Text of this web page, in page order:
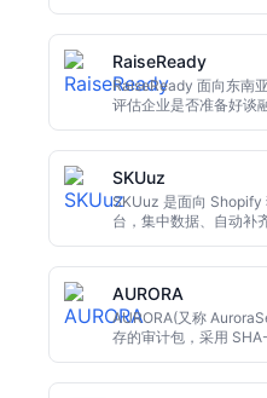
Measure、Diagnose、
Starter、Plant、
美元、379 美元和 749
RaiseReady
RaiseReady 面向东南
评估企业是否准备好谈
SKUuz
SKUuz 是面向 Shopify
台，集中数据、自动补
AURORA
AURORA(又称
存的审计包，采用